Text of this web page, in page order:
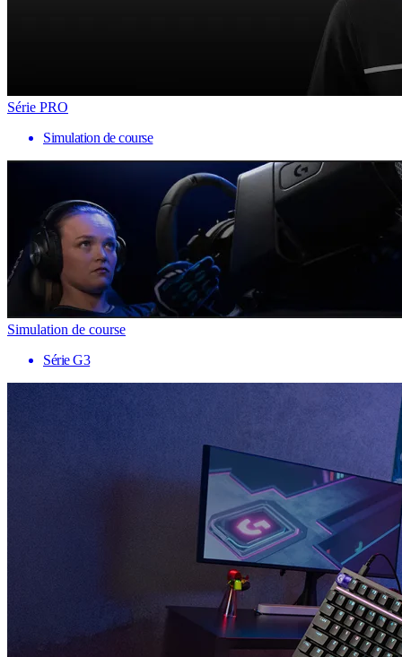
Série PRO
Simulation de course
Simulation de course
Série G3